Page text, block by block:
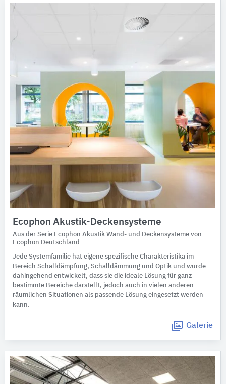
Ecophon Akustik-Deckensysteme
Aus der Serie Ecophon Akustik Wand- und Deckensysteme von
Ecophon Deutschland
Jede Systemfamilie hat eigene spezifische Charakteristika im
Bereich Schalldämpfung, Schalldämmung und Optik und wurde
dahingehend entwickelt, dass sie die ideale Lösung für ganz
bestimmte Bereiche darstellt, jedoch auch in vielen anderen
räumlichen Situationen als passende Lösung eingesetzt werden
kann.
Galerie